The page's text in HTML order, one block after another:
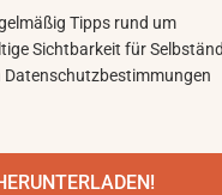
Tipps rund um
Sichtbarkeit für
Datenschutzbestimmungen